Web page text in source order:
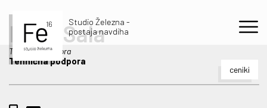
Studio Železna -
postaja navdiha
ceniki
Piotr Sala
Tehnična podpora
Tehnična podpora